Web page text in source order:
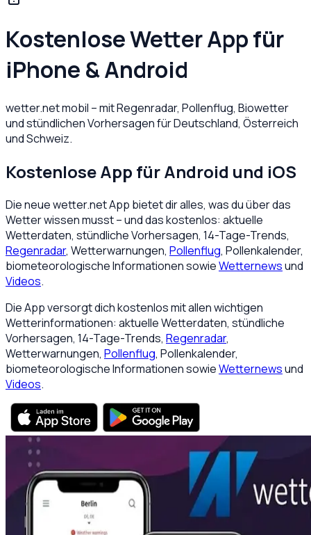
KostenloseWetter Appfür
iPhone & Android
wetter.net mobil – mit Regenradar, Pollenflug, Biowetter
und stündlichen Vorhersagen für Deutschland, Österreich
und Schweiz.
Kostenlose App für Android und iOS
Die neue wetter.net App bietet dir alles, was du über das
Wetter wissen musst – und das kostenlos: aktuelle
Wetterdaten, stündliche Vorhersagen, 14-Tage-Trends,
Regenradar, Wetterwarnungen, Pollenflug, Pollenkalender,
biometeorologische Informationen sowieWetternewsund
Videos.
Die App versorgt dich kostenlos mit allen wichtigen
Wetterinformationen: aktuelle Wetterdaten, stündliche
Vorhersagen, 14-Tage-Trends, Regenradar,
Wetterwarnungen, Pollenflug, Pollenkalender,
biometeorologische Informationen sowieWetternewsund
Videos.